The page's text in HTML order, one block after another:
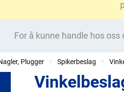
For å kunne handle hos oss
Plugger Spikerbeslag